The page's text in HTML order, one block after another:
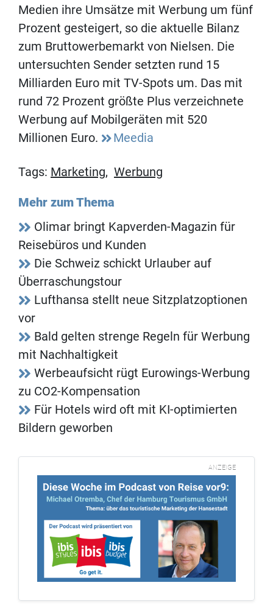
Medien ihre Umsätze mit Werbung um fünf
Prozent gesteigert, so die aktuelle Bilanz
zum Bruttowerbemarkt von Nielsen. Die
untersuchten Sender setzten rund 15
Milliarden Euro mit TV-Spots um. Das mit
rund 72 Prozent größte Plus verzeichnete
Werbung auf Mobilgeräten mit 520
Millionen Euro.
Meedia
Tags: Marketing, Werbung
Mehr zum Thema
Olimar bringt Kapverden-Magazin für
Reisebüros und Kunden
Die Schweiz schickt Urlauber auf
Überraschungstour
Lufthansa stellt neue Sitzplatzoptionen
vor
Bald gelten strenge Regeln für Werbung
mit Nachhaltigkeit
Werbeaufsicht rügt Eurowings-Werbung
zu CO2-Kompensation
Für Hotels wird oft mit KI-optimierten
Bildern geworben
ANZEIGE